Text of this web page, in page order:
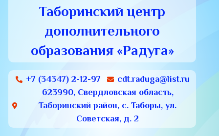
Таборинский центр
дополнительного
образования «Радуга»
+7 (34347) 2-12-97
cdt.raduga@list.ru
623990, Свердловская область,
Таборинский район, с. Таборы, ул.
Советская, д. 2